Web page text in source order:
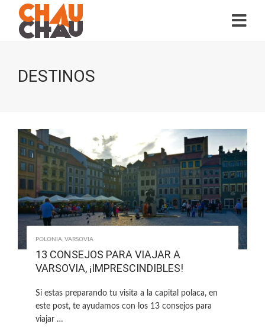
DESTINOS
POLONIA, VARSOVIA
13 CONSEJOS PARA VIAJAR A
VARSOVIA, ¡IMPRESCINDIBLES!
Si estas preparando tu visita a la capital polaca, en
este post, te ayudamos con los 13 consejos para
viajar …